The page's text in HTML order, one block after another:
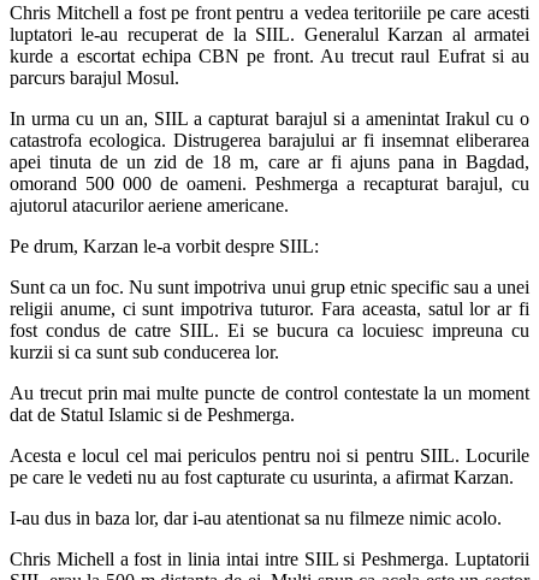
Chris Mitchell a fost pe front pentru a vedea teritoriile pe care acesti
luptatori le-au recuperat de la SIIL. Generalul Karzan al armatei
kurde a escortat echipa CBN pe front. Au trecut raul Eufrat si au
parcurs barajul Mosul.
In urma cu un an, SIIL a capturat barajul si a amenintat Irakul cu o
catastrofa ecologica. Distrugerea barajului ar fi insemnat eliberarea
apei tinuta de un zid de 18 m, care ar fi ajuns pana in Bagdad,
omorand 500 000 de oameni. Peshmerga a recapturat barajul, cu
ajutorul atacurilor aeriene americane.
Pe drum, Karzan le-a vorbit despre SIIL:
Sunt ca un foc. Nu sunt impotriva unui grup etnic specific sau a unei
religii anume, ci sunt impotriva tuturor. Fara aceasta, satul lor ar fi
fost condus de catre SIIL. Ei se bucura ca locuiesc impreuna cu
kurzii si ca sunt sub conducerea lor.
Au trecut prin mai multe puncte de control contestate la un moment
dat de Statul Islamic si de Peshmerga.
Acesta e locul cel mai periculos pentru noi si pentru SIIL. Locurile
pe care le vedeti nu au fost capturate cu usurinta, a afirmat Karzan.
I-au dus in baza lor, dar i-au atentionat sa nu filmeze nimic acolo.
Chris Michell a fost in linia intai intre SIIL si Peshmerga. Luptatorii